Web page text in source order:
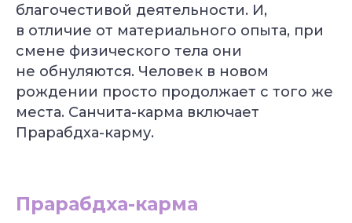
благочестивой деятельности. И,
в отличие от материального опыта, при
смене физического тела они
не обнуляются. Человек в новом
рождении просто продолжает с того же
места. Санчита-карма включает
Прарабдха-карму.
Прарабдха-карма